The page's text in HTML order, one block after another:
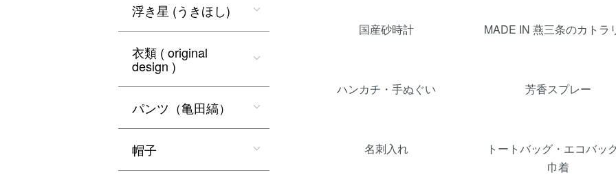
国産砂時計
MADE IN 燕三条のカトラ
ハンカチ・手ぬぐい 芳香スプレー
名刺入れ
トートバッグ・エコバッ
巾着
浮き星 (うきほし)
衣類 ( original
design )
パンツ（亀田縞）
帽子